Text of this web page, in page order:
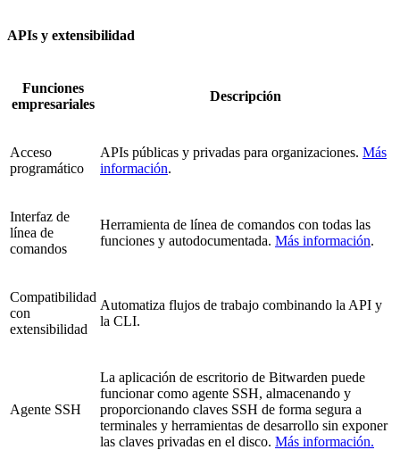
APIs y extensibilidad
Funciones
empresariales
Descripción
Acceso
programático
APIs públicas y privadas para organizaciones. Más
información.
Interfaz de
línea de
comandos
Herramienta de línea de comandos con todas las
funciones y autodocumentada. Más información.
Compatibilidad
con
extensibilidad
Automatiza flujos de trabajo combinando la API y
la CLI.
Agente SSH
La aplicación de escritorio de Bitwarden puede
funcionar como agente SSH, almacenando y
proporcionando claves SSH de forma segura a
terminales y herramientas de desarrollo sin exponer
las claves privadas en el disco. Más información.